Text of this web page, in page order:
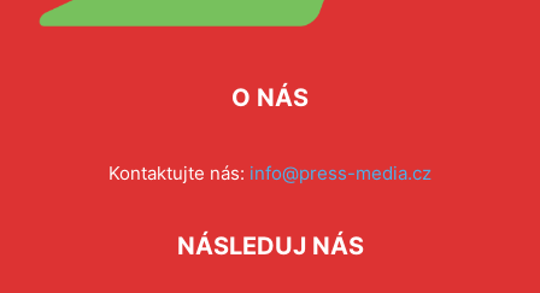
O NÁS
Kontaktujte nás: info@press-media.cz
NÁSLEDUJ NÁS